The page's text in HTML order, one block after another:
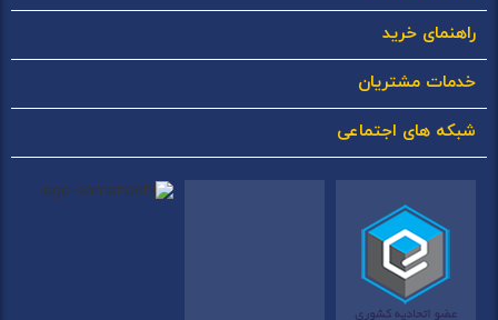
راهنمای خرید
خدمات مشتریان
شبکه های اجتماعی